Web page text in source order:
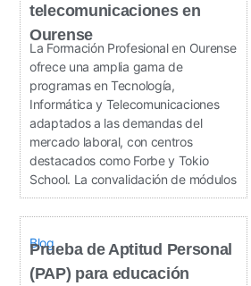
telecomunicaciones en
Ourense
La Formación Profesional en Ourense
ofrece una amplia gama de
programas en Tecnología,
Informática y Telecomunicaciones
adaptados a las demandas del
mercado laboral, con centros
destacados como Forbe y Tokio
School. La convalidación de módulos
Blog
Prueba de Aptitud Personal
(PAP) para educación